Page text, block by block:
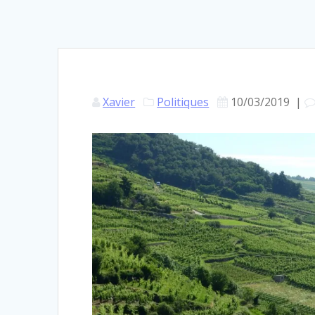
Xavier Politiques 10/03/2019 |